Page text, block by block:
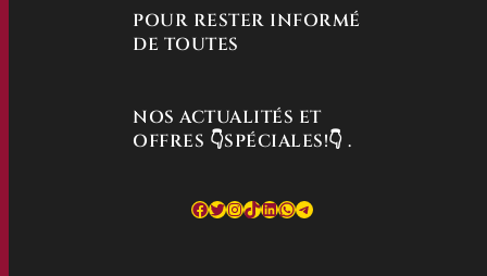
POUR RESTER INFORMÉ
DE TOUTES
NOS ACTUALITÉS ET
OFFRES 👇SPÉCIALES!👇 .
Facebook Twitter Instagram TikTok LinkedIn WhatsApp Telegram